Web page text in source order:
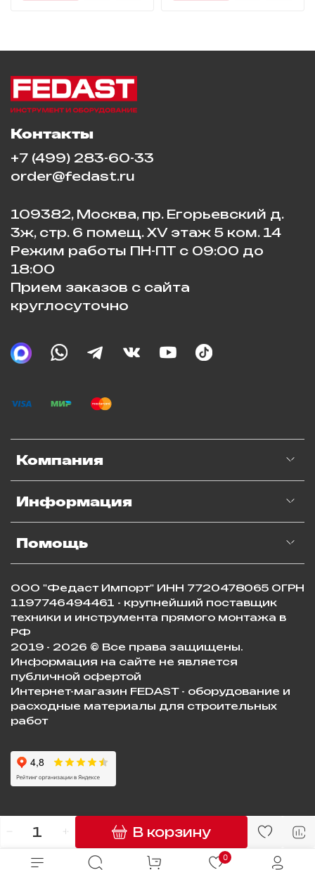
В корзину
Компания
Информация
Помощь
Контакты
+7 (499) 283-60-33
order@fedast.ru
109382, Москва, пр. Егорьевский д.
3ж, стр. 6 помещ. XV этаж 5 ком. 14
Режим работы ПН-ПТ с 09:00 до
18:00
Прием заказов с сайта
круглосуточно
ООО "Федаст Импорт" ИНН 7720478065 ОГРН
1197746494461 - крупнейший поставщик
техники и инструмента прямого монтажа в
РФ
2019 - 2026 © Все права защищены.
Информация на сайте не является
публичной офертой
Интернет-магазин FEDAST - оборудование и
расходные материалы для строительных
работ
0